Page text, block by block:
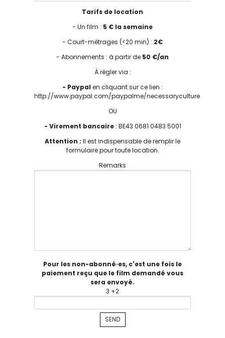
Tarifs de location
- Un film : 5 € la semaine
- Court-métrages (<20 min) : 2€
- Abonnements : à partir de 50 €/an
À régler via :
- Paypal en cliquant sur ce lien :
http://www.paypal.com/paypalme/necessaryculture
OU
- Virement bancaire: BE43 0681 0483 5001
Attention : Il est indispensable de remplir le
formulaire pour toute location.
Remarks
Pour les non-abonné·es, c'est une fois le
paiement reçu que le film demandé vous
sera envoyé.
3 +2